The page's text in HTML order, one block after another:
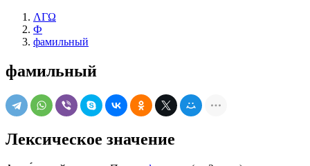
ΛΓΩ
Ф
фамильный
фамильный
Лексическое значение